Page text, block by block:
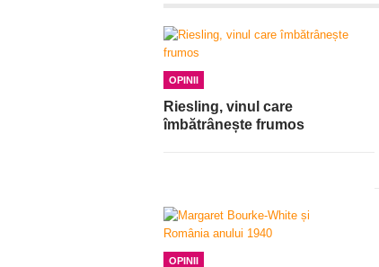
OPINII
Riesling, vinul care
îmbătrânește frumos
OPINII